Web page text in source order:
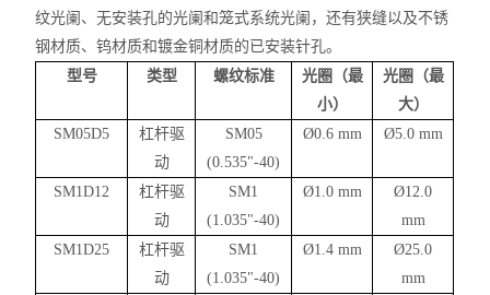
纹光阑、无安装孔的光阑和笼式系统光阑，还有狭缝以及不锈
钢材质、钨材质和镀金铜材质的已安装针孔。
型号
类型 螺纹标准
光圈（最
小）
光圈（最
大）
SM05D5
杠杆驱
动
SM05
(0.535"-40)
Ø0.6 mm Ø5.0 mm
SM1D12
杠杆驱
动
SM1
(1.035"-40)
Ø1.0 mm Ø12.0
mm
SM1D25
杠杆驱
动
SM1
(1.035"-40)
Ø1.4 mm Ø25.0
mm